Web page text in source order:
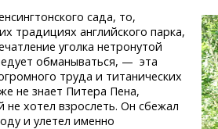
сада, то,
традициях английского парка,
уголка нетронутой
обманываться, — эта
труда и титанических
не знает Питера Пена,
не хотел взрослеть. Он сбежал
и улетел именно